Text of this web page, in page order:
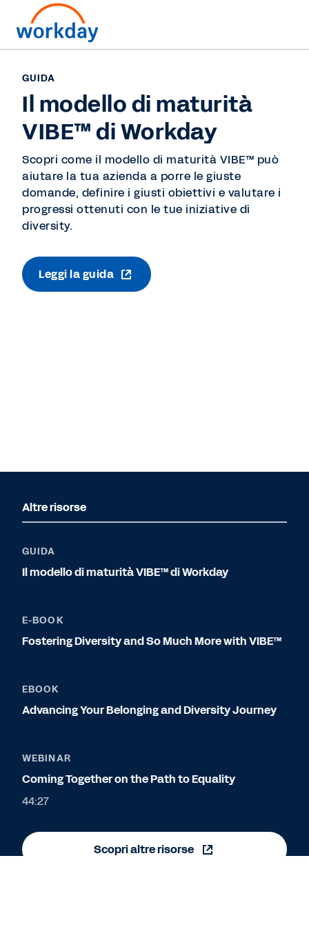
GUIDA
Il modello di maturità
VIBE™ di Workday
Scopri come il modello di maturità VIBE™ può
aiutare la tua azienda a porre le giuste
domande, definire i giusti obiettivi e valutare i
progressi ottenuti con le tue iniziative di
diversity.
Leggi la guida
Altre risorse
GUIDA
Il modello di maturità VIBE™ di Workday
E-BOOK
Fostering Diversity and So Much More with VIBE™
EBOOK
Advancing Your Belonging and Diversity Journey
WEBINAR
Coming Together on the Path to Equality
44:27
Scopri altre risorse